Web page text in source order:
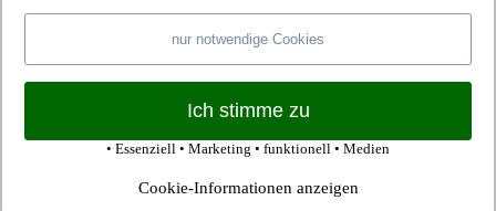
Dezember 2021
November 2021
August 2021
nur notwendige Cookies
Ich stimme zu
• Essenziell • Marketing • funktionell • Medien
Cookie-Informationen anzeigen